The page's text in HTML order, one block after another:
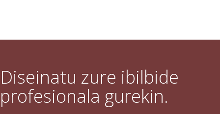
Diseinatu zure ibilbide
profesionala gurekin.